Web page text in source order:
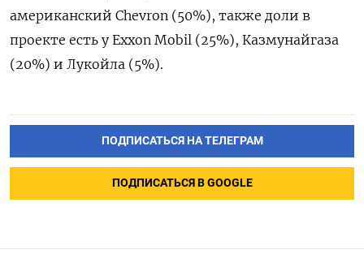
американский Chevron (50%), также доли в
проекте есть у Exxon Mobil (25%), Казмунайгаза
(20%) и Лукойла (5%).
ПОДПИСАТЬСЯ НА ТЕЛЕГРАМ
ПОДПИСАТЬСЯ В GOOGLE